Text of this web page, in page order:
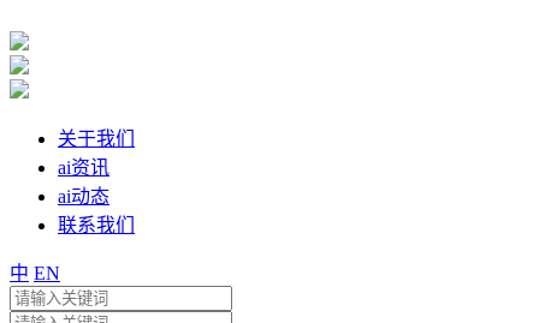
关于我们
ai资讯
ai动态
联系我们
中 EN